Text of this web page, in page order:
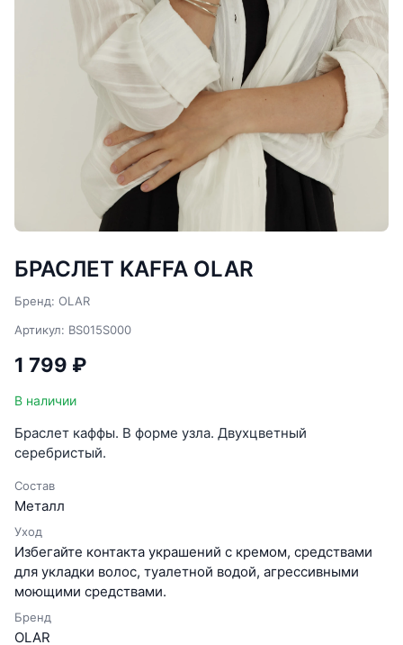
БРАСЛЕТ KAFFA OLAR
Бренд: OLAR
Артикул: BS015S000
1 799 ₽
В наличии
Браслет каффы. В форме узла. Двухцветный
серебристый.
Состав
Металл
Уход
Избегайте контакта украшений с кремом, средствами
для укладки волос, туалетной водой, агрессивными
моющими средствами.
Бренд
OLAR